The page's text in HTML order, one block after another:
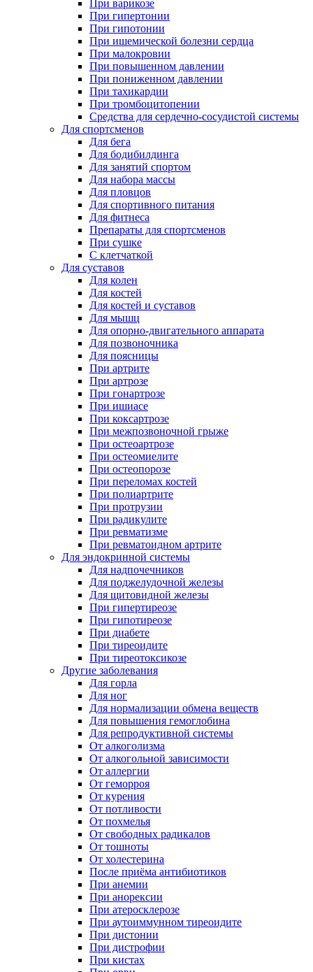
При варикозе
При гипертонии
При гипотонии
При ишемической болезни сердца
При малокровии
При повышенном давлении
При пониженном давлении
При тахикардии
При тромбоцитопении
Средства для сердечно-сосудистой системы
Для спортсменов
Для бега
Для бодибилдинга
Для занятий спортом
Для набора массы
Для пловцов
Для спортивного питания
Для фитнеса
Препараты для спортсменов
При сушке
С клетчаткой
Для суставов
Для колен
Для костей
Для костей и суставов
Для мышц
Для опорно-двигательного аппарата
Для позвоночника
Для поясницы
При артрите
При артрозе
При гонартрозе
При ишиасе
При коксартрозе
При межпозвоночной грыже
При остеоартрозе
При остеомиелите
При остеопорозе
При переломах костей
При полиартрите
При протрузии
При радикулите
При ревматизме
При ревматоидном артрите
Для эндокринной системы
Для надпочечников
Для поджелудочной железы
Для щитовидной железы
При гипертиреозе
При гипотиреозе
При диабете
При тиреоидите
При тиреотоксикозе
Другие заболевания
Для горла
Для ног
Для нормализации обмена веществ
Для повышения гемоглобина
Для репродуктивной системы
От алкоголизма
От алкогольной зависимости
От аллергии
От геморроя
От курения
От потливости
От похмелья
От свободных радикалов
От тошноты
От холестерина
После приёма антибиотиков
При анемии
При анорексии
При атеросклерозе
При аутоиммунном тиреоидите
При дистонии
При дистрофии
При кистах